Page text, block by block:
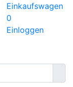
Einkaufswagen
0
Einloggen